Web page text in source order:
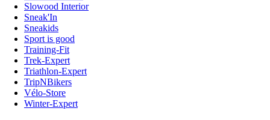
Slowood Interior
Sneak'In
Sneakids
Sport is good
Training-Fit
Trek-Expert
Triathlon-Expert
TripNBikers
Vélo-Store
Winter-Expert